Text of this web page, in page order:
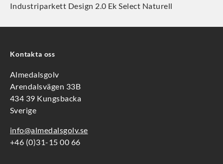
Industriparkett Design 2.0 Ek Select Naturell
Kontakta oss
Almedalsgolv
Arendalsvägen 33B
434 39 Kungsbacka
Sverige
info@almedalsgolv.se
+46 (0)31-15 00 66